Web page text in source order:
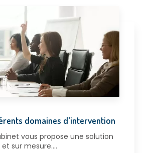
domaines d'intervention
vous propose une solution
sur mesure....